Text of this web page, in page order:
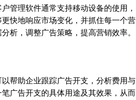
管理软件通常支持移动设备的使用，
快地响应市场变化，并抓住每一个营
析，调整广告策略，提高营销效率。
帮助企业跟踪广告开支，分析费用与
广告开支的具体用途及其效果，从而